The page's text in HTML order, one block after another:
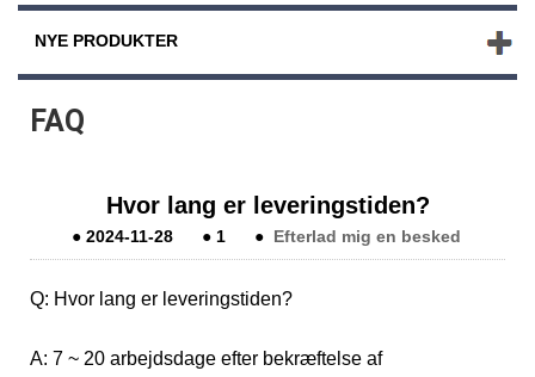
NYE PRODUKTER
FAQ
Hvor lang er leveringstiden?
●2024-11-28 ●1 ● Efterlad mig en besked
Q: Hvor lang er leveringstiden?
A: 7 ~ 20 arbejdsdage efter bekræftelse af